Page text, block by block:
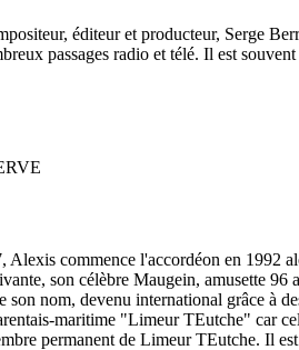
éditeur et producteur, Serge
passages radio et télé. Il est
Alexis commence l'accordéon en 1992
son célèbre Maugein, amusette
son nom, devenu international grâce à
maritime "Limeur TEutche" car
permanent de Limeur TEutche. Il